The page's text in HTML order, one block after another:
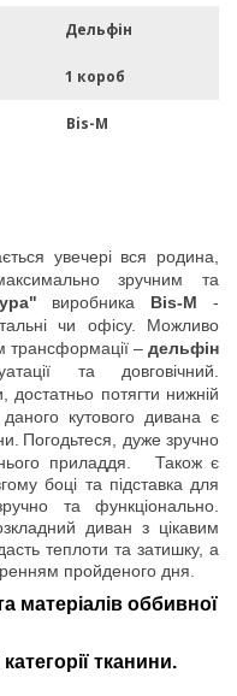
Дельфін
1 короб
Bis-M
увечері вся родина,
зручним та
виробника Bis-M -
чи офісу. Можливо
трансформації – дельфін
та довговічний.
достатньо потягти нижній
кутового дивана є
Погодьтеся, дуже зручно
приладдя.
Також є
боці та підставка для
та функціонально.
диван з цікавим
теплоти та затишку, а
пройденого дня.
матеріалів оббивної
тканини.